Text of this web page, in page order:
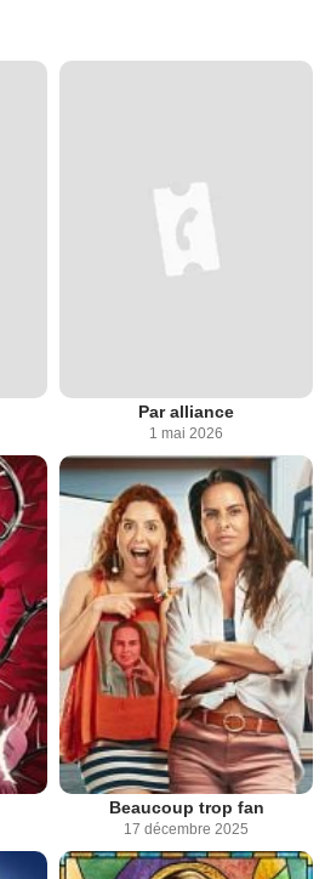
Par alliance
1 mai 2026
Beaucoup trop fan
17 décembre 2025